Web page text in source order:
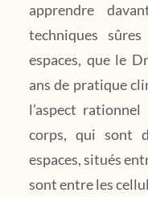
apprendre
techniques
espaces, que le
ans de pratique
l’aspect
corps, qui sont
espaces, situés
sont entre les